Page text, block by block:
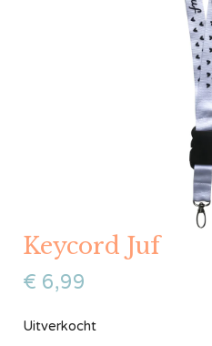
Keycord Juf
€ 6,99
Uitverkocht